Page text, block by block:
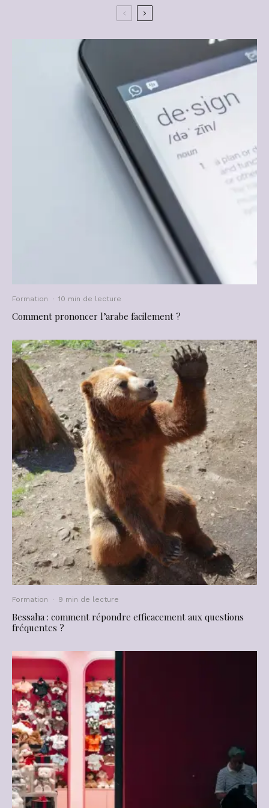
Formation · 10 min de lecture
Comment prononcer l’arabe facilement ?
Formation · 9 min de lecture
Bessaha : comment répondre efficacement aux questions
fréquentes ?